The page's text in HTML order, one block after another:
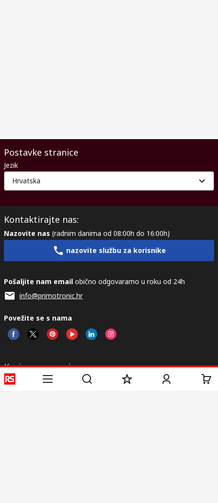
Postavke stranice
Jezik
Hrvatska
Kontaktirajte nas:
Nazovite nas (radnim danima od 08:00h do 16:00h)
nazovite službu za korisnike
Pošaljite nam email obično odgovaramo u roku od 24h
info@primotronic.hr
Povežite se s nama
Korisne poveznice
Usluge
O RS-u
Industrijska